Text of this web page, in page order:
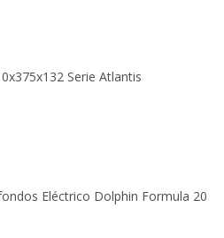
Serie Atlantis
Eléctrico Dolphin Formula 20